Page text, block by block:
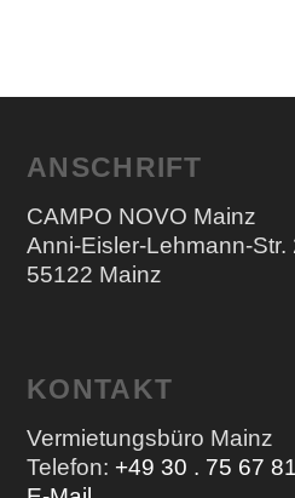
ANSCHRIFT
CAMPO NOVO Mainz
Anni-Eisler-Lehmann-Str.
55122 Mainz
KONTAKT
Vermietungsbüro Mainz
Telefon: +49 30 . 75 67